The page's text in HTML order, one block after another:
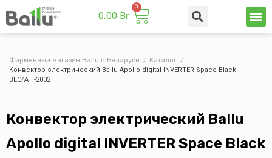
0,00 Br
Фирменный магазин Ballu в Беларуси / Каталог /
Конвектор электрический Ballu Apollo digital INVERTER Space Black
BEC/ATI-2002
Конвектор электрический Ballu
Apollo digital INVERTER Space Black